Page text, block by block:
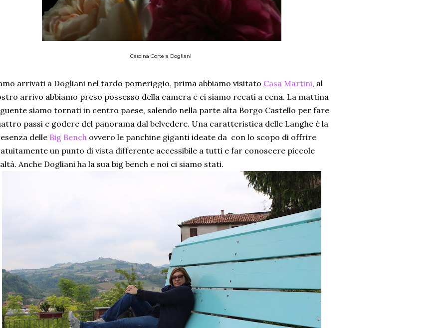
Cascina Corte a Dogliani
arrivati a Dogliani nel tardo pomeriggio, prima abbiamo visitato Casa Martini, al
arrivo abbiamo preso possesso della camera e ci siamo recati a cena. La mattina
siamo tornati in centro paese, salendo nella parte alta Borgo Castello per fare
passi e godere del panorama dal belvedere. Una caratteristica delle Langhe è la
delle Big Bench ovvero le panchine giganti ideate da con lo scopo di offrire
un punto di vista differente accessibile a tutti e far conoscere piccole
Anche Dogliani ha la sua big bench e noi ci siamo stati.